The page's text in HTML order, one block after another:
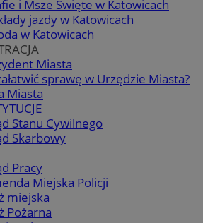
i Msze Święte w Katowicach
jazdy w Katowicach
w Katowicach
Miasta
sprawę w Urzędzie Miasta?
Miasta
Stanu Cywilnego
Skarbowy
Pracy
Miejska Policji
miejska
Pożarna